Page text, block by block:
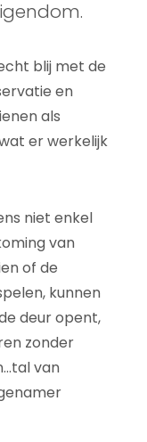
blij met de
en
als
er werkelijk
niet enkel
van
of de
kunnen
deur opent,
zonder
van